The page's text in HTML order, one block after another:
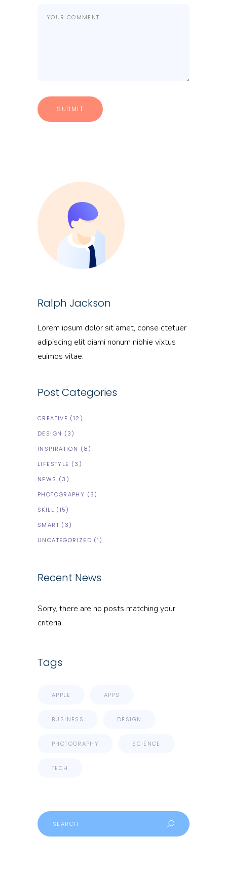
Ralph Jackson
Lorem ipsum dolor sit amet, conse ctetuer
adipiscing elit diami nonum nibhie vixtus
euimos vitae.
Post Categories
CREATIVE (12)
DESIGN (3)
INSPIRATION (8)
LIFESTYLE (3)
NEWS (3)
PHOTOGRAPHY (3)
SKILL (15)
SMART (3)
UNCATEGORIZED (1)
Recent News
Sorry, there are no posts matching your
criteria
Tags
APPLE APPS
BUSINESS DESIGN
PHOTOGRAPHY SCIENCE
TECH
Search